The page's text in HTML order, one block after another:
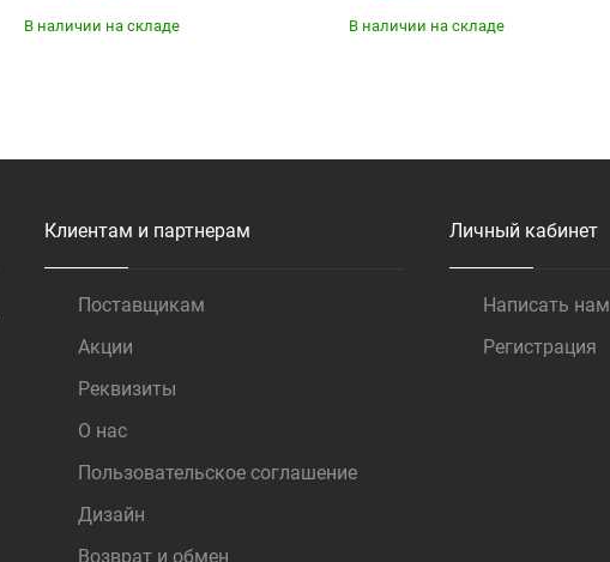
В наличии на складе В наличии на складе
Клиентам и партнерам
Поставщикам
Акции
Реквизиты
О нас
Пользовательское соглашение
Дизайн
Возврат и обмен
Личный кабинет
Написать нам
Регистрация